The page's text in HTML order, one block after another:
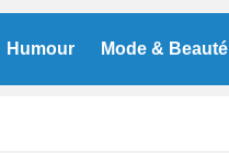
Humour Mode & Beauté